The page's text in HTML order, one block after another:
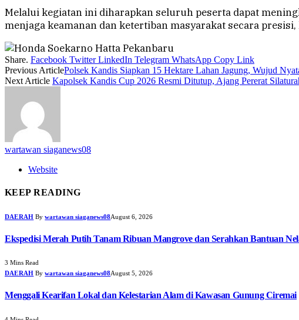
Melalui kegiatan ini diharapkan seluruh peserta dapat
menjaga keamanan dan ketertiban masyarakat secara
Share. Facebook Twitter LinkedIn Telegram WhatsApp Copy Link
Previous ArticlePolsek Kandis Siapkan 15 Hektare Lahan Jagung, Wujud
Next Article Kapolsek Kandis Cup 2026 Resmi Ditutup, Ajang Pererat
wartawan siaganews08
Website
KEEP READING
DAERAH By wartawan siaganews08August 6, 2026
Ekspedisi Merah Putih Tanam Ribuan Mangrove dan Serahkan Bantuan
3 Mins Read
DAERAH By wartawan siaganews08August 5, 2026
Menggali Kearifan Lokal dan Kelestarian Alam di Kawasan Gunung Ciremai